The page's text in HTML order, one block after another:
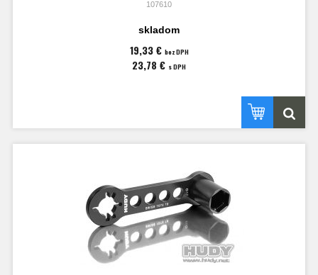
107610
skladom
19,33 € bez DPH
23,78 € s DPH